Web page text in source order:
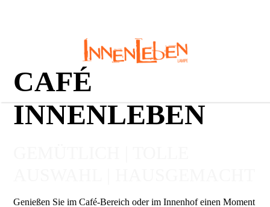
CAFÉ
INNENLEBEN
Genießen Sie im Café-Bereich oder im Innenhof einen Moment